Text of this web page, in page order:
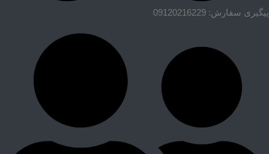
پیگیری سفارش: 09120216229